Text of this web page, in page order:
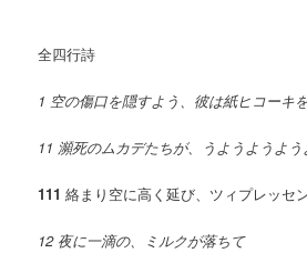
全四行詩
1 空の傷口を隠すよう、彼は紙ヒコーキ
11 瀕死のムカデたちが、うようようよ
111絡まり空に高く延び、ツィプレッセ
12 夜に一滴の、ミルクが落ちて